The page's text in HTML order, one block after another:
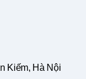
Kiếm, Hà Nội